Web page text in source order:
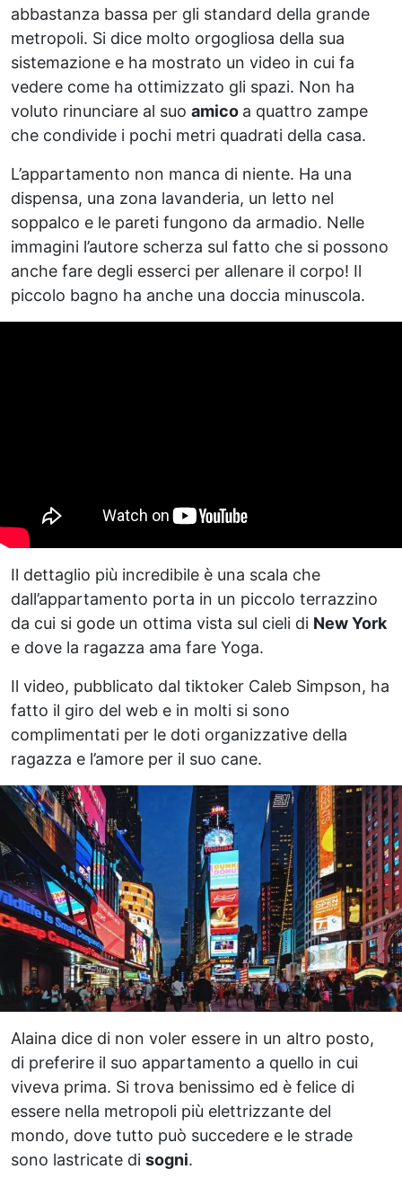
abbastanza bassa per gli standard della grande
metropoli. Si dice molto orgogliosa della sua
sistemazione e ha mostrato un video in cui fa
vedere come ha ottimizzato gli spazi. Non ha
voluto rinunciare al suo amico a quattro zampe
che condivide i pochi metri quadrati della casa.
L’appartamento non manca di niente. Ha una
dispensa, una zona lavanderia, un letto nel
soppalco e le pareti fungono da armadio. Nelle
immagini l’autore scherza sul fatto che si possono
anche fare degli esserci per allenare il corpo! Il
piccolo bagno ha anche una doccia minuscola.
Il dettaglio più incredibile è una scala che
dall’appartamento porta in un piccolo terrazzino
da cui si gode un ottima vista sul cieli di New York
e dove la ragazza ama fare Yoga.
Il video, pubblicato dal tiktoker Caleb Simpson, ha
fatto il giro del web e in molti si sono
complimentati per le doti organizzative della
ragazza e l’amore per il suo cane.
Alaina dice di non voler essere in un altro posto,
di preferire il suo appartamento a quello in cui
viveva prima. Si trova benissimo ed è felice di
essere nella metropoli più elettrizzante del
mondo, dove tutto può succedere e le strade
sono lastricate di sogni.